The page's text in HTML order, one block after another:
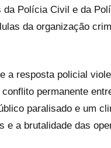
da Polícia Civil e da
da organização
a resposta policial
permanente
paralisado e um
e a brutalidade das